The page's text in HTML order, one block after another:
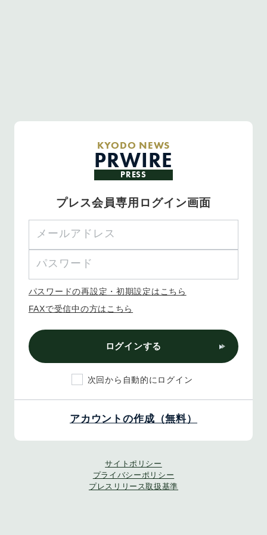
KYODO NEWS
PRWIRE
PRESS
プレス会員専用ログイン画面
パスワードの再設定・初期設定はこちら
FAXで受信中の方はこちら
ログインする
次回から自動的にログイン
アカウントの作成（無料）
サイトポリシー
プライバシーポリシー
プレスリリース取扱基準